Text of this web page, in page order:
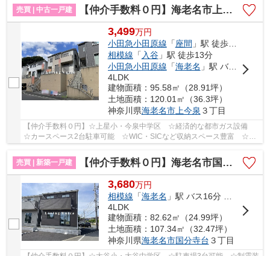
売買 | 中古一戸建
【仲介手数料０円】海老名市上今泉3丁目 中古一戸建て
3,499万円
小田急小田原線 「座間 」駅 徒歩17分
相模線 「 入谷」駅 徒歩13分
小田急小田原線 「海老名 」駅 バス11分 「岩船地蔵尊」 停歩5分
4LDK
建物面積：95.58㎡（28.91坪）
土地面積：120.01㎡（36.3坪）
神奈川県海老名市上今泉 ３丁目
【仲介手数料０円】☆上星小・今泉中学区 ☆経済的な都市ガス設備
☆カースペース2台駐車可能 ☆WIC・SICなど収納スペース豊富 ☆ス
売買 | 新築一戸建
【仲介手数料０円】海老名市国分寺台第16 新築一戸建て 2号棟 全2棟
3,680万円
相模線 「海老名 」駅 バス16分 「国分寺台第7」 停歩2分
4LDK
建物面積：82.62㎡（24.99坪）
土地面積：107.34㎡（32.47坪）
神奈川県海老名市国分寺台 ３丁目